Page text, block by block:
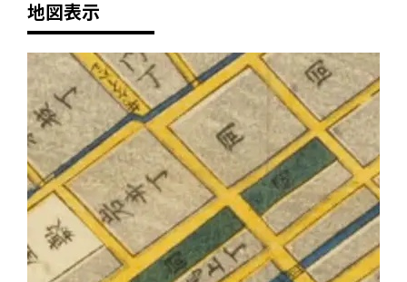
地図表示
+
-